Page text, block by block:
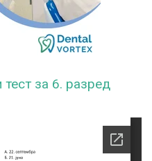
тест за 6. разред